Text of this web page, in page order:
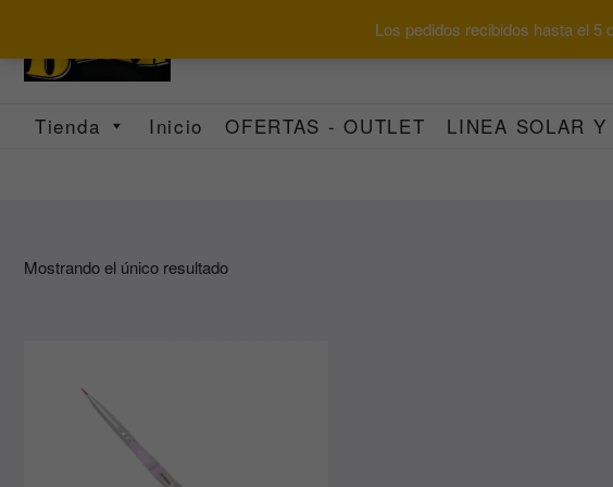
Los pedidos recibidos hasta el 5
contenido
Tienda Inicio OFERTAS - OUTLET LINEA SOLAR Y
Mostrando el único resultado